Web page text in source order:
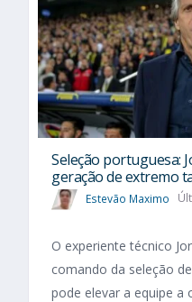
Seleção portuguesa:
geração de extremo
Estevão Maximo
O experiente técnico
comando da seleção
pode elevar a equipe a